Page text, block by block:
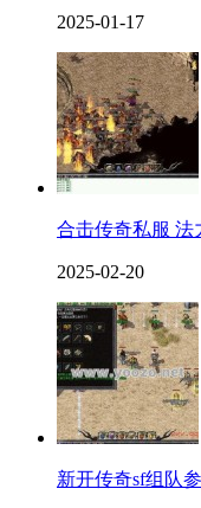
2025-01-17
合击传奇私服 法
2025-02-20
新开传奇sf组队